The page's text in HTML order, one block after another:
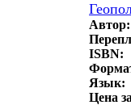
Автор:
ISBN:
Язык:
Цена